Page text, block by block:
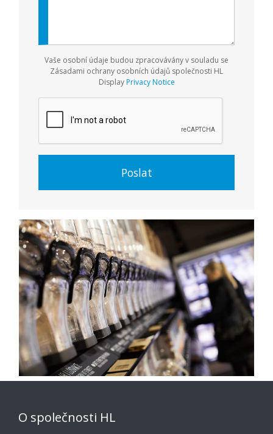
Vaše osobní údaje budou zpracovávány v souladu se
Zásadami ochrany osobních údajů společnosti HL
DisplayPrivacy Notice
Poslat
O společnosti HL